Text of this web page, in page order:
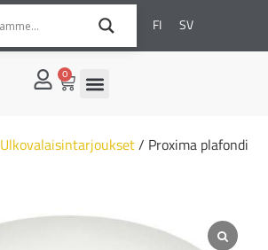
FI SV
0
Ulkovalaisintarjoukset/ Proxima plafondi